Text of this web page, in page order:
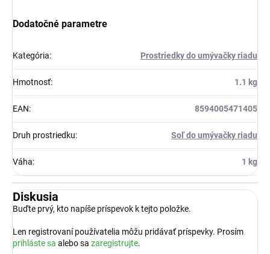
Dodatočné parametre
Kategória: Prostriedky do umývačky riadu
Hmotnosť: 1.1 kg
EAN: 8594005471405
Druh prostriedku: Soľ do umývačky riadu
Váha: 1 kg
Diskusia
Buďte prvý, kto napíše príspevok k tejto položke.
Len registrovaní používatelia môžu pridávať príspevky. Prosím
prihláste sa alebo sa zaregistrujte.